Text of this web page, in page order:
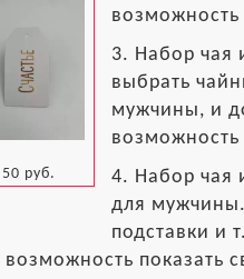
50 руб.
3. Набор чая
выбрать
мужчины, и
возможность
4. Набор чая
для мужчины.
подставки и
показать